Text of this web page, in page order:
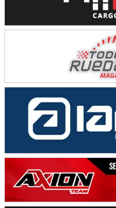
Ciudad de Trenque Lauquen (Asfalto)
ENTRERRIANO - F6 (POSTERGADA)
Parque de la Velocidad (Asfalto)
VICTORIENSE - F7
El Cerro (Tierra)
Victoria (Entre Ríos)
PATAGONICO - F6
Moto Club Reginense (Tierra)
CSK - F7
Juventud Unida (Tierra)
Humboldt (Santa Fe)
NORESTE SANTAFESINO - F6